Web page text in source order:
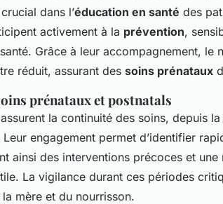
dans l’éducation en santé des
activement à la prévention,
Grâce à leur accompagnement, le
réduit, assurant des soins prénataux
prénataux et postnatals
la continuité des soins, depuis
engagement permet d’identifier
ainsi des interventions précoces et une
La vigilance durant ces périodes
mère et du nourrisson.